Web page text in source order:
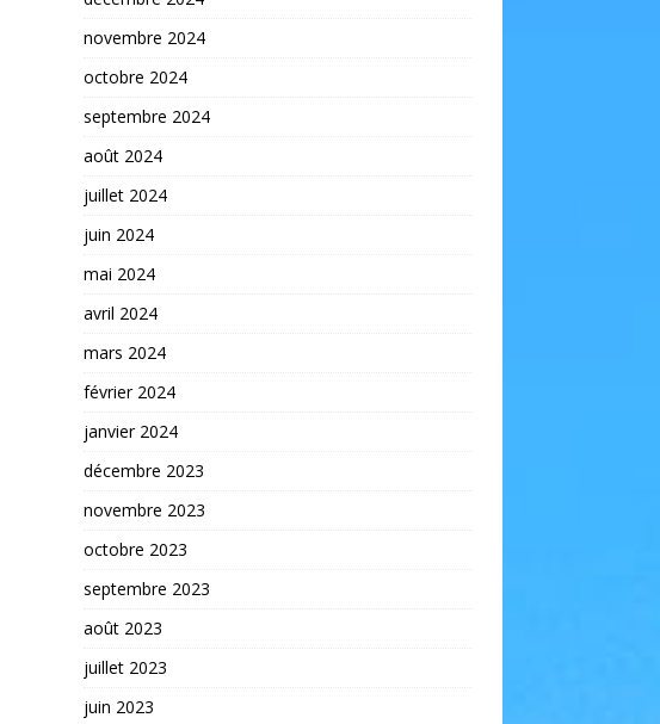
novembre 2024
octobre 2024
septembre 2024
août 2024
juillet 2024
juin 2024
mai 2024
avril 2024
mars 2024
février 2024
janvier 2024
décembre 2023
novembre 2023
octobre 2023
septembre 2023
août 2023
juillet 2023
juin 2023